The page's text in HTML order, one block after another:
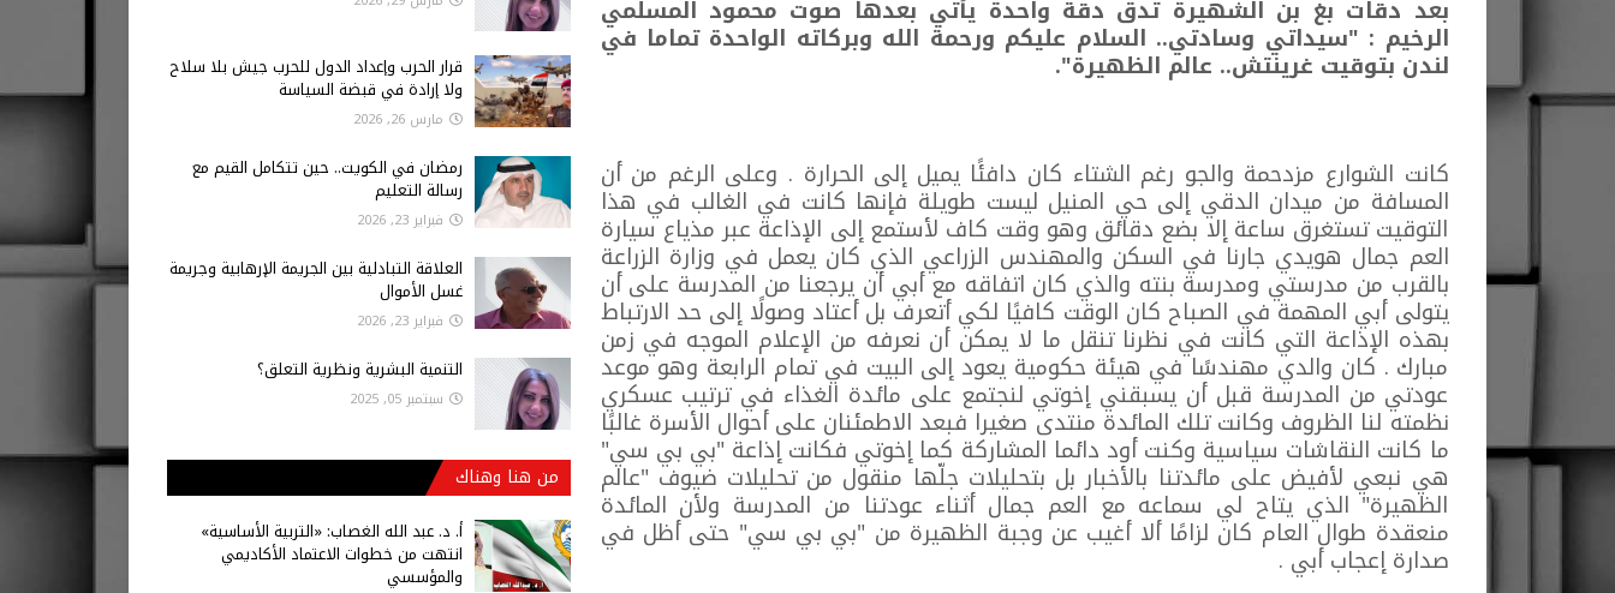
بعد دقات بغ بن الشهيرة تدق دقة واحدة يأتي بعدها صوت محمود المسلمي
الرخيم : "سيداتي وسادتي.. السلام عليكم ورحمة الله وبركاته الواحدة تماما في
لندن بتوقيت غرينتش.. عالم الظهيرة".
كانت الشوارع مزدحمة والجو رغم الشتاء كان دافئًا يميل إلى الحرارة . وعلى الرغم من أن
المسافة من ميدان الدقي إلى حي المنيل ليست طويلة فإنها كانت في الغالب في هذا
التوقيت تستغرق ساعة إلا بضع دقائق وهو وقت كاف لأستمع إلى الإذاعة عبر مذياع سيارة
العم جمال هويدي جارنا في السكن والمهندس الزراعي الذي كان يعمل في وزارة الزراعة
بالقرب من مدرستي ومدرسة بنته والذي كان اتفاقه مع أبي أن يرجعنا من المدرسة على أن
يتولى أبي المهمة في الصباح كان الوقت كافيًا لكي أتعرف بل أعتاد وصولًا إلى حد الارتباط
بهذه الإذاعة التي كانت في نظرنا تنقل ما لا يمكن أن نعرفه من الإعلام الموجه في زمن
مبارك . كان والدي مهندسًا في هيئة حكومية يعود إلى البيت في تمام الرابعة وهو موعد
عودتي من المدرسة قبل أن يسبقني إخوتي لنجتمع على مائدة الغذاء في ترتيب عسكري
نظمته لنا الظروف وكانت تلك المائدة منتدى صغيرا فبعد الاطمئنان على أحوال الأسرة غالبًا
ما كانت النقاشات سياسية وكنت أود دائما المشاركة كما إخوتي فكانت إذاعة "بي بي سي"
هي نبعي لأفيض على مائدتنا بالأخبار بل بتحليلات جلّها منقول من تحليلات ضيوف "عالم
الظهيرة" الذي يتاح لي سماعه مع العم جمال أثناء عودتنا من المدرسة ولأن المائدة
منعقدة طوال العام كان لزامًا ألا أغيب عن وجبة الظهيرة من "بي بي سي" حتى أظل في
صدارة إعجاب أبي .
قرار الحرب وإعداد الدول للحرب جيش بلا سلاح
ولا إرادة في قبضة السياسة
مارس 26, 2026
رمضان في الكويت.. حين تتكامل القيم مع
رسالة التعليم
فبراير 23, 2026
العلاقة التبادلية بين الجريمة الإرهابية وجريمة
غسل الأموال
فبراير 23, 2026
التنمية البشرية ونظرية التعلق؟
سبتمبر 05, 2025
من هنا وهناك
أ‌. د. عبد الله الغصاب: «التربية الأساسية»
انتهت من خطوات الاعتماد الأكاديمي
والمؤسسي